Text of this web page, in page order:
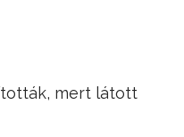
mert látott